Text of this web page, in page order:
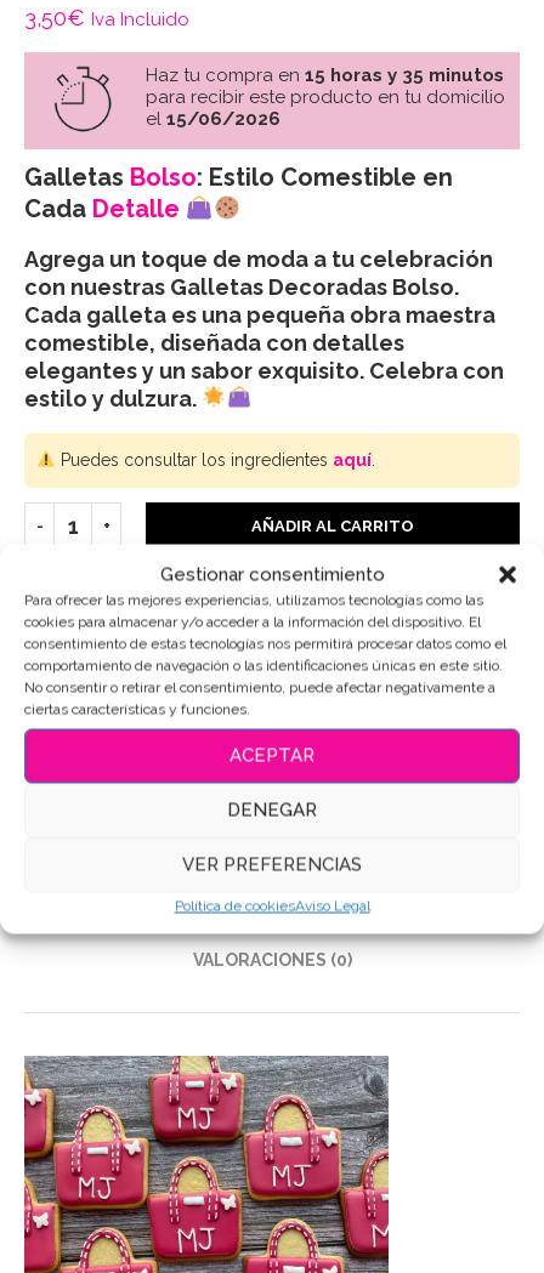
Gestionar consentimiento
Para ofrecer las mejores experiencias, utilizamos tecnologías como las
cookies para almacenar y/o acceder a la información del dispositivo. El
consentimiento de estas tecnologías nos permitirá procesar datos como el
comportamiento de navegación o las identificaciones únicas en este sitio.
No consentir o retirar el consentimiento, puede afectar negativamente a
ciertas características y funciones.
ACEPTAR
DENEGAR
VER PREFERENCIAS
Política de cookiesAviso Legal
3,50€ Iva Incluido
Haz tu compra en 15 horas y 35 minutos
para recibir este producto en tu domicilio
el 15/06/2026
Galletas Bolso: Estilo Comestible en
Cada Detalle
Agrega un toque de moda a tu celebración
con nuestras Galletas Decoradas Bolso.
Cada galleta es una pequeña obra maestra
comestible, diseñada con detalles
elegantes y un sabor exquisito. Celebra con
estilo y dulzura.
Puedes consultar los ingredientes aquí.
AÑADIR AL CARRITO
SKU: 6354
Categoría: Belleza
Galletas de mantequilla
Galletas decoradas bolso
Compartir
DESCRIPCIÓN
INFORMACIÓN ADICIONAL
VALORACIONES (0)